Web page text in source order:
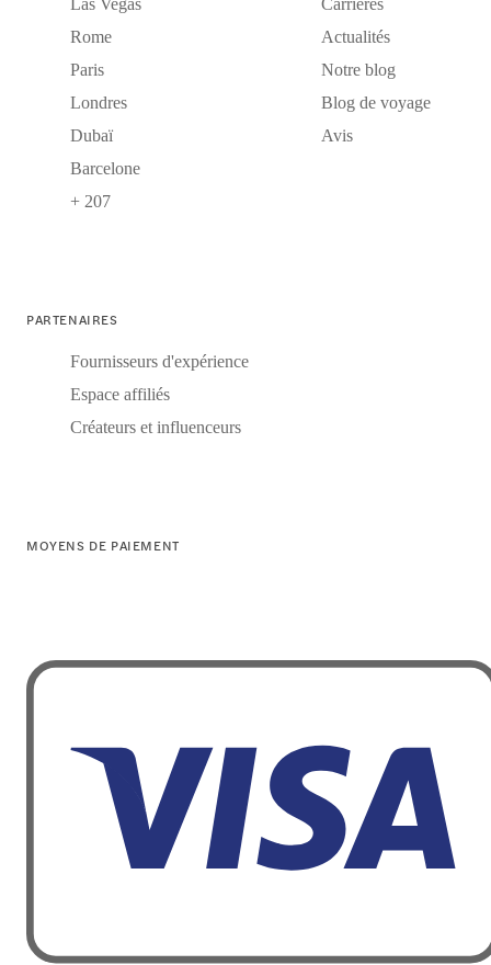
Rome
Paris
Londres
Dubaï
Barcelone
+ 207
Actualités
Notre blog
Blog de voyage
Avis
PARTENAIRES
Fournisseurs d'expérience
Espace affiliés
Créateurs et influenceurs
MOYENS DE PAIEMENT